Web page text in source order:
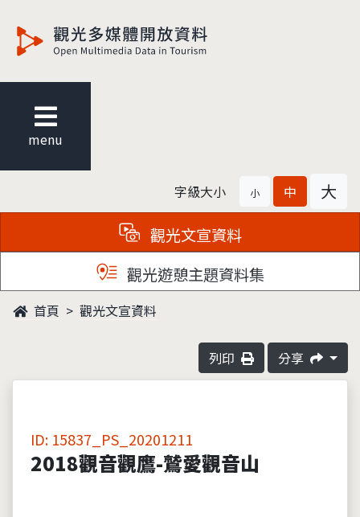
menu
字級大小 小 中 大
觀光文宣資料
觀光遊憩主題資料集
首頁 觀光文宣資料
列印 分享
ID: 15837_PS_20201211
2018觀音觀鷹-鷲愛觀音山